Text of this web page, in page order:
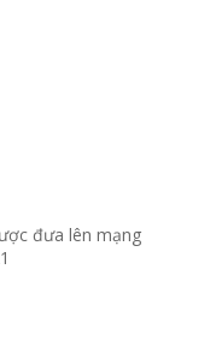
đưa lên mạng